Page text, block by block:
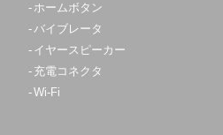
ホームボタン
バイブレータ
イヤースピーカー
充電コネクタ
Wi-Fi